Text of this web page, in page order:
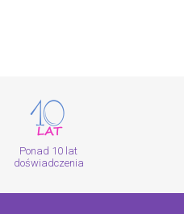
Ponad 10 lat
doświadczenia